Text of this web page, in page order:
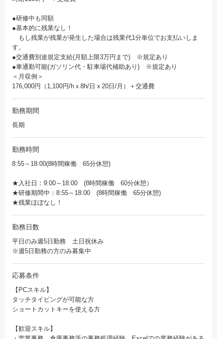
●研修中も同額
●基本的に残業なし！
もし残業が残業が発生した場合は残業代1分単位でお支払いしま
す。
●交通費別途規定支給(月額上限3万円まで) ※規定あり
●車通勤可能(ガソリン代・駐車場代補助あり) ※規定あり
＜月収例＞
176,000円（1,100円/hｘ8h/日ｘ20日/月）＋交通費
勤務期間
長期
勤務時間
8:55～18:00(8時間稼働 65分休憩)
★入社日：9:00～18:00 (8時間稼働 60分休憩）
★研修期間中：8:55～18:00 (8時間稼働 65分休憩)
★残業ほぼなし！
勤務日数
平日のみ週5日勤務 土日祝休み
※週5日勤務の方のみ募集中
応募条件
【PCスキル】
タッチタイピングが可能な方
ショートカットキーを使える方
【歓迎スキル】